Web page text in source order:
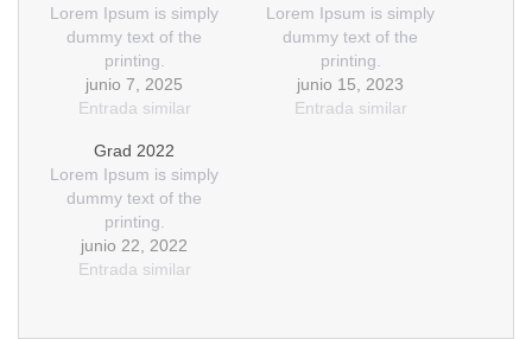
Lorem Ipsum is simply
dummy text of the
printing.
junio 7, 2025
Entrada similar
Lorem Ipsum is simply
dummy text of the
printing.
junio 15, 2023
Entrada similar
Grad 2022
Lorem Ipsum is simply
dummy text of the
printing.
junio 22, 2022
Entrada similar